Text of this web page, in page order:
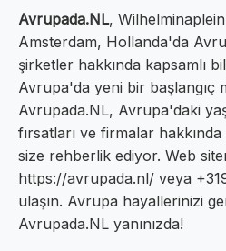
Avrupada.NL,
Amsterdam, Hollanda'da
şirketler hakkında kapsamlı
Avrupa'da yeni bir başlangıç
Avrupada.NL, Avrupa'daki
fırsatları ve firmalar
size rehberlik ediyor. Web
https://avrupada.nl/ veya
ulaşın. Avrupa hayallerinizi
Avrupada.NL yanınızda!